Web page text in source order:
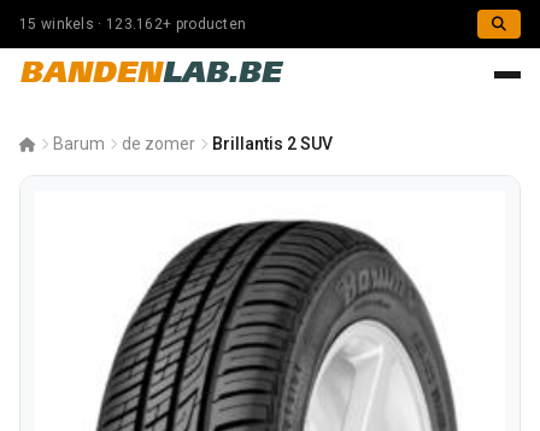
15 winkels · 123.162+ producten
BANDENLAB.BE
Barum de zomer Brillantis 2 SUV